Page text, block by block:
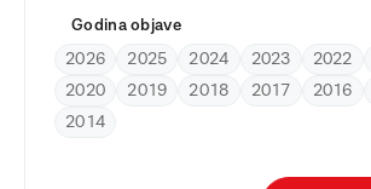
Godina objave
2026
2025 2024 2023 2022
2020
2019 2018 2017 2016
2014